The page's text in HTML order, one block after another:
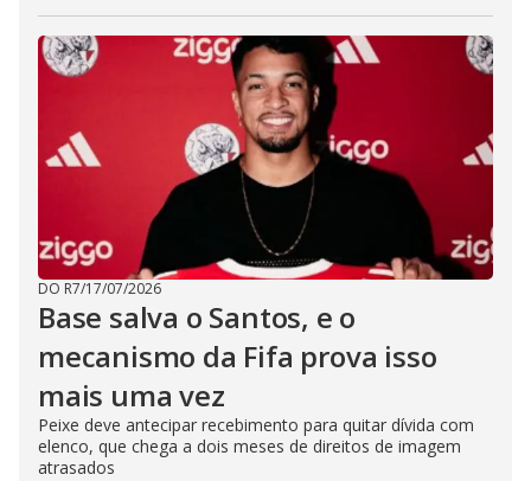
DO R7/17/07/2026
Base salva o Santos, e o
mecanismo da Fifa prova isso
mais uma vez
Peixe deve antecipar recebimento para quitar dívida com
elenco, que chega a dois meses de direitos de imagem
atrasados